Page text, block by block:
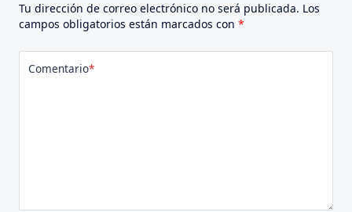
Tu dirección de correo electrónico no será publicada. Los
campos obligatorios están marcados con *
Comentario*